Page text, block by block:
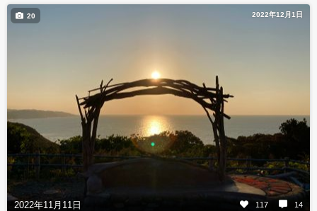
2022年12月1日
2022年11月11日 117 14
20